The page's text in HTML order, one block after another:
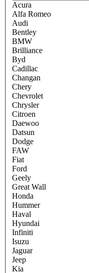
Acura
Alfa Romeo
Audi
Bentley
BMW
Brilliance
Byd
Cadillac
Changan
Chery
Chevrolet
Chrysler
Citroen
Daewoo
Datsun
Dodge
FAW
Fiat
Ford
Geely
Great Wall
Honda
Hummer
Haval
Hyundai
Infiniti
Isuzu
Jaguar
Jeep
Kia